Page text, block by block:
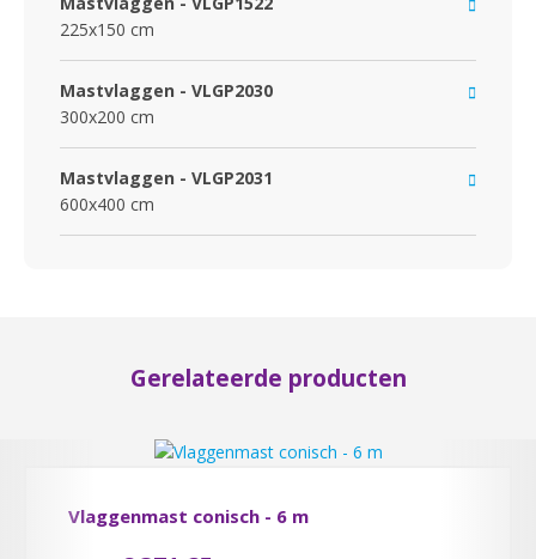
225x150 cm
Mastvlaggen - VLGP2030
300x200 cm
Mastvlaggen - VLGP2031
600x400 cm
Gerelateerde producten
Vlaggenmast conisch - 6 m